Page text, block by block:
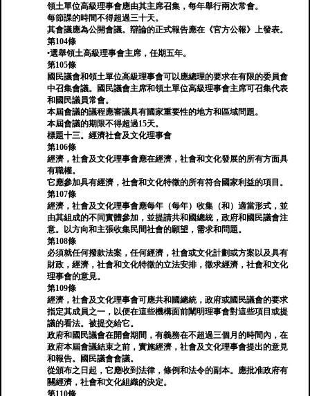
領土單位高級理事會應由其主席召集，每年舉行兩次常會。
每節課的時間不得超過三十天。
其會議應為公開會議。辯論的正式報告應在《官方公報》上發表。
第104條
•選舉領土高級理事會主席，任期五年。
第105條
國民議會和領土單位高級理事會可以應總理的要求在有限的委員會
中召集會議。國民議會主席和領土單位高級理事會主席可召集代表
和國民議員常會。
本屆會議的議程應審議具有國家重要性的地方和區域問題。
本屆會議的期限不得超過15天。
標題十三。經濟社會及文化理事會
第106條
經濟，社會及文化理事會應在經濟，社會和文化發展的所有方面具
有職權。
它應參加具有經濟，社會和文化特徵的所有符合國家利益的項目。
第107條
經濟，社會及文化理事會應每年（每年）收集（和）適當形式，並
由其組成的不同實體參加，並提請共和國總統，政府和國民議會注
意。以方向和主張收集民間社會的願望，需求和問題。
第108條
必須就任何撥款法案，任何經濟，社會或文化計劃或方案以及具有
財政，經濟，社會和文化特徵的立法安排，徵求經濟，社會和文化
理事會的意見。
第109條
經濟，社會及文化理事會可應共和國總統，政府或國民議會的要求
指定其成員之一，以便在這些機構面前闡明理事會對這些項目或提
議的看法。被提交給它。
政府和國民議會在開會期間，有義務在不超過三個月的時間內，在
政府本屆會議結束之前，實施經濟，社會及文化理事會提出的意見
和報告。國民議會會議。
從頒布之日起，它應收到法律，條例和法令的副本。應批准政府有
關經濟，社會和文化組織的決定。
第110條